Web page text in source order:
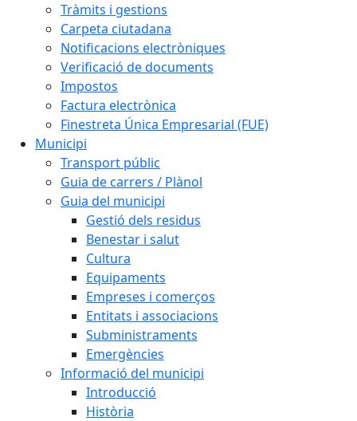
Tràmits i gestions
Carpeta ciutadana
Notificacions electròniques
Verificació de documents
Impostos
Factura electrònica
Finestreta Única Empresarial (FUE)
Municipi
Transport públic
Guia de carrers / Plànol
Guia del municipi
Gestió dels residus
Benestar i salut
Cultura
Equipaments
Empreses i comerços
Entitats i associacions
Subministraments
Emergències
Informació del municipi
Introducció
Història